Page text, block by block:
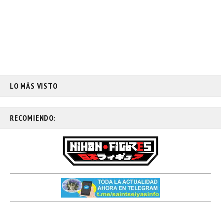
LO MÁS VISTO
RECOMIENDO: